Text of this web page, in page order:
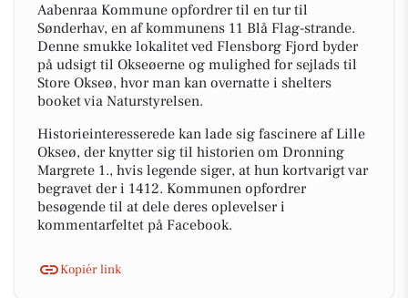
Aabenraa Kommune opfordrer til en tur til
Sønderhav, en af kommunens 11 Blå Flag-strande.
Denne smukke lokalitet ved Flensborg Fjord byder
på udsigt til Okseøerne og mulighed for sejlads til
Store Okseø, hvor man kan overnatte i shelters
booket via Naturstyrelsen.
Historieinteresserede kan lade sig fascinere af Lille
Okseø, der knytter sig til historien om Dronning
Margrete 1., hvis legende siger, at hun kortvarigt var
begravet der i 1412. Kommunen opfordrer
besøgende til at dele deres oplevelser i
kommentarfeltet på Facebook.
Kopiér link